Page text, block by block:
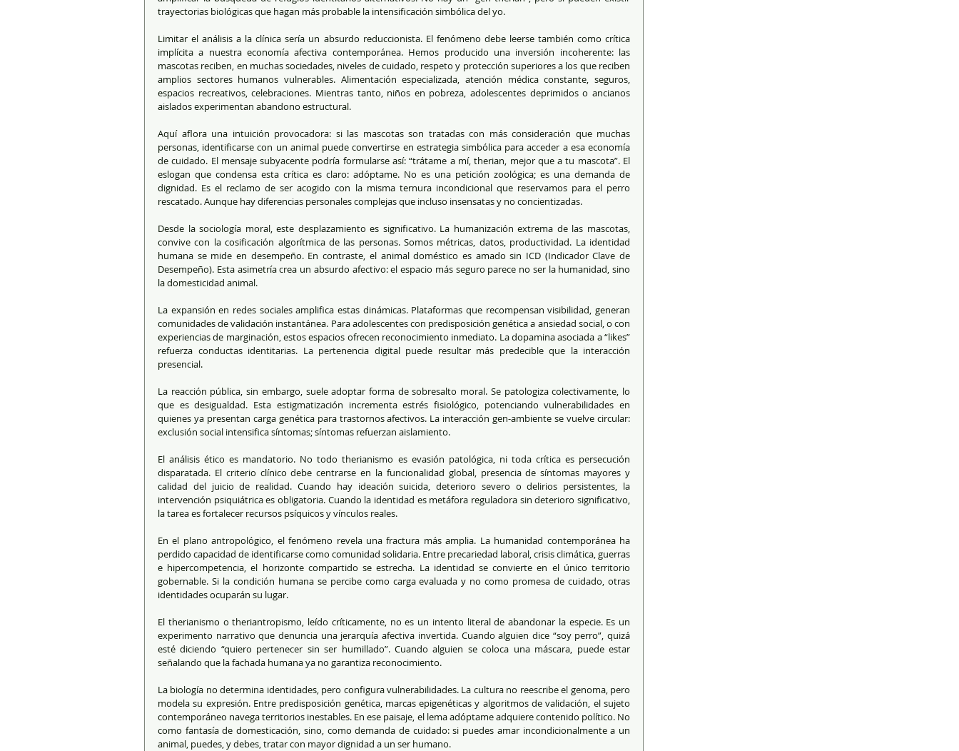
trayectorias biológicas que hagan más probable la intensificación simbólica del yo.
Limitar el análisis a la clínica sería un absurdo reduccionista. El fenómeno debe leerse también como crítica
implícita a nuestra economía afectiva contemporánea. Hemos producido una inversión incoherente: las
mascotas reciben, en muchas sociedades, niveles de cuidado, respeto y protección superiores a los que reciben
amplios sectores humanos vulnerables. Alimentación especializada, atención médica constante, seguros,
espacios recreativos, celebraciones. Mientras tanto, niños en pobreza, adolescentes deprimidos o ancianos
aislados experimentan abandono estructural.
Aquí aflora una intuición provocadora: si las mascotas son tratadas con más consideración que muchas
personas, identificarse con un animal puede convertirse en estrategia simbólica para acceder a esa economía
de cuidado. El mensaje subyacente podría formularse así: “trátame a mí, therian, mejor que a tu mascota”. El
eslogan que condensa esta crítica es claro: adóptame. No es una petición zoológica; es una demanda de
dignidad. Es el reclamo de ser acogido con la misma ternura incondicional que reservamos para el perro
rescatado. Aunque hay diferencias personales complejas que incluso insensatas y no concientizadas.
Desde la sociología moral, este desplazamiento es significativo. La humanización extrema de las mascotas,
convive con la cosificación algorítmica de las personas. Somos métricas, datos, productividad. La identidad
humana se mide en desempeño. En contraste, el animal doméstico es amado sin ICD (Indicador Clave de
Desempeño). Esta asimetría crea un absurdo afectivo: el espacio más seguro parece no ser la humanidad, sino
la domesticidad animal.
La expansión en redes sociales amplifica estas dinámicas. Plataformas que recompensan visibilidad, generan
comunidades de validación instantánea. Para adolescentes con predisposición genética a ansiedad social, o con
experiencias de marginación, estos espacios ofrecen reconocimiento inmediato. La dopamina asociada a “likes”
refuerza conductas identitarias. La pertenencia digital puede resultar más predecible que la interacción
presencial.
La reacción pública, sin embargo, suele adoptar forma de sobresalto moral. Se patologiza colectivamente, lo
que es desigualdad. Esta estigmatización incrementa estrés fisiológico, potenciando vulnerabilidades en
quienes ya presentan carga genética para trastornos afectivos. La interacción gen-ambiente se vuelve circular:
exclusión social intensifica síntomas; síntomas refuerzan aislamiento.
El análisis ético es mandatorio. No todo therianismo es evasión patológica, ni toda crítica es persecución
disparatada. El criterio clínico debe centrarse en la funcionalidad global, presencia de síntomas mayores y
calidad del juicio de realidad. Cuando hay ideación suicida, deterioro severo o delirios persistentes, la
intervención psiquiátrica es obligatoria. Cuando la identidad es metáfora reguladora sin deterioro significativo,
la tarea es fortalecer recursos psíquicos y vínculos reales.
En el plano antropológico, el fenómeno revela una fractura más amplia. La humanidad contemporánea ha
perdido capacidad de identificarse como comunidad solidaria. Entre precariedad laboral, crisis climática, guerras
e hipercompetencia, el horizonte compartido se estrecha. La identidad se convierte en el único territorio
gobernable. Si la condición humana se percibe como carga evaluada y no como promesa de cuidado, otras
identidades ocuparán su lugar.
El therianismo o theriantropismo, leído críticamente, no es un intento literal de abandonar la especie. Es un
experimento narrativo que denuncia una jerarquía afectiva invertida. Cuando alguien dice “soy perro”, quizá
esté diciendo “quiero pertenecer sin ser humillado”. Cuando alguien se coloca una máscara, puede estar
señalando que la fachada humana ya no garantiza reconocimiento.
La biología no determina identidades, pero configura vulnerabilidades. La cultura no reescribe el genoma, pero
modela su expresión. Entre predisposición genética, marcas epigenéticas y algoritmos de validación, el sujeto
contemporáneo navega territorios inestables. En ese paisaje, el lema adóptame adquiere contenido político. No
como fantasía de domesticación, sino, como demanda de cuidado: si puedes amar incondicionalmente a un
animal, puedes, y debes, tratar con mayor dignidad a un ser humano.